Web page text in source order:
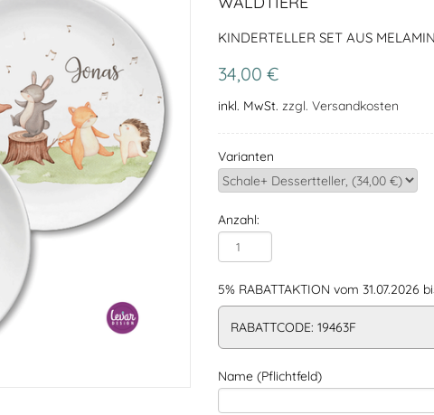
KINDERTELLER SET AUS
34,00 €
inkl. MwSt. zzgl. Versandkosten
Varianten
Anzahl:
5% RABATTAKTION vom 31.07.2026
RABATTCODE: 19463F
Name (Pflichtfeld)